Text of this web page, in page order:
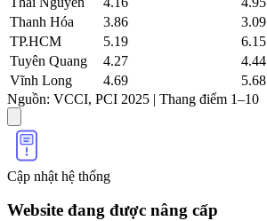
Thanh Hóa
3.86 3.09
TP.HCM
5.19 6.15
Tuyên Quang
4.27 4.44
Vĩnh Long
4.69 5.68
Nguồn: VCCI, PCI 2025 | Thang điểm 1–10
Cập nhật hệ thống
Website đang được nâng cấp